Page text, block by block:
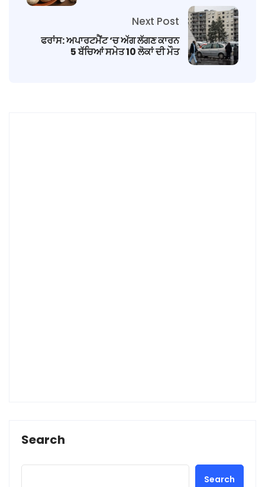
Next Post
ਫਰਾਂਸ: ਅਪਾਰਟਮੈਂਟ ‘ਚ ਅੱਗ ਲੱਗਣ ਕਾਰਨ
5 ਬੱਚਿਆਂ ਸਮੇਤ 10 ਲੋਕਾਂ ਦੀ ਮੌਤ
Search
Search